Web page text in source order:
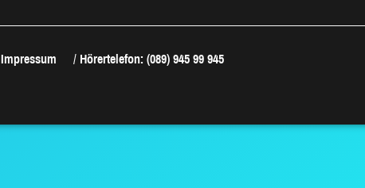
Impressum
Hörertelefon: (089) 945 99 945